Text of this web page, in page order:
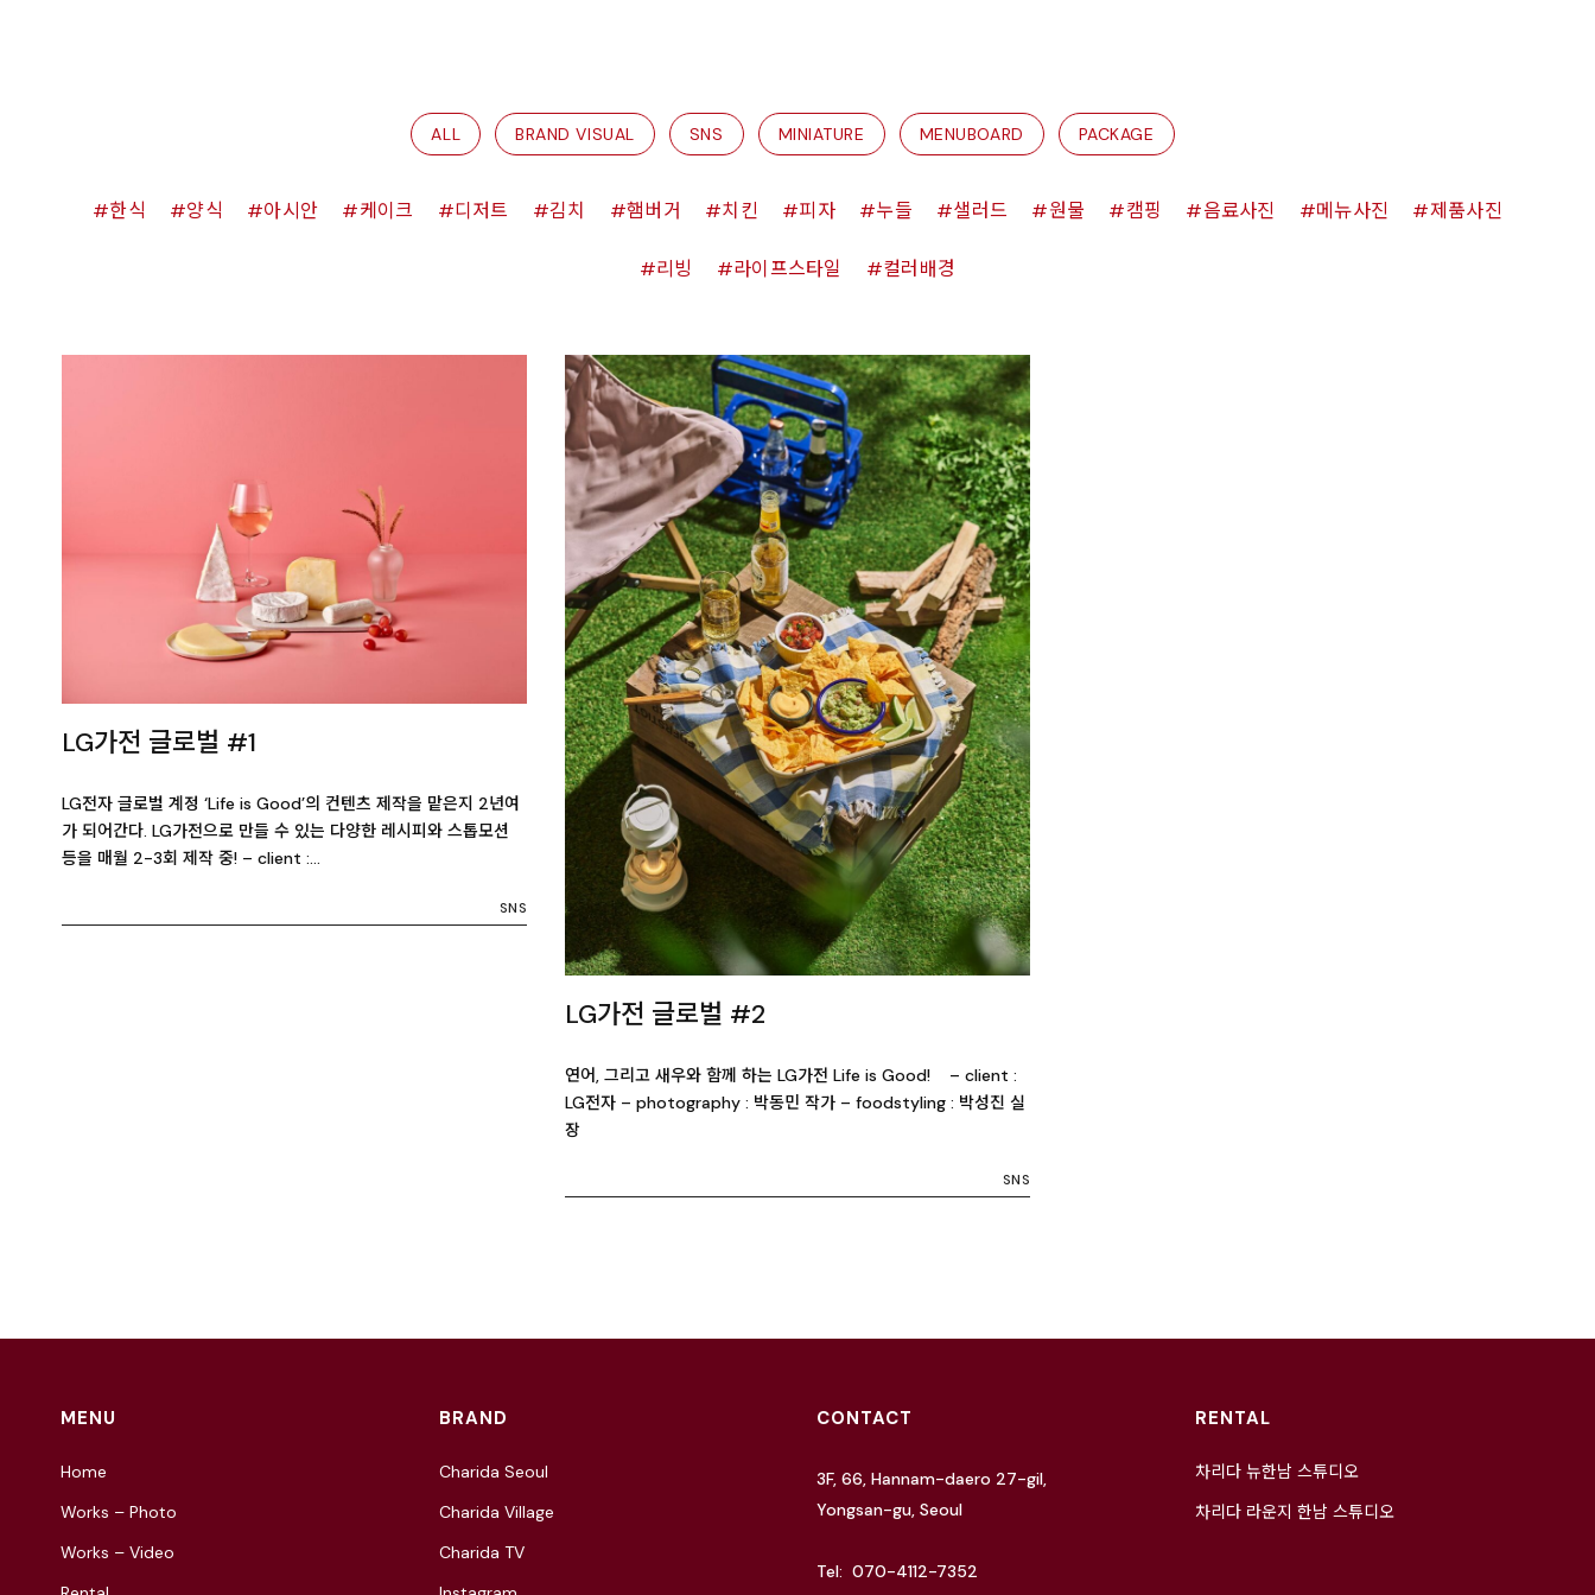
ALL BRAND VISUAL SNS MINIATURE MENUBOARD PACKAGE
한식 양식 아시안 케이크 디저트 김치 햄버거 치킨 피자 누들 샐러드 원물 캠핑 음료사진 메뉴사진 제품사진
리빙 라이프스타일 컬러배경
LG가전 글로벌 #1
LG전자 글로벌 계정 ‘Life is Good’의 컨텐츠 제작을 맡은지 2년여
가 되어간다. LG가전으로 만들 수 있는 다양한 레시피와 스톱모션
등을 매월 2-3회 제작 중! – client :…
SNS
LG가전 글로벌 #2
연어, 그리고 새우와 함께 하는 LG가전 Life is Good! – client :
LG전자 – photography : 박동민 작가 – foodstyling : 박성진 실
장
SNS
MENU
Home
Works – Photo
Works – Video
BRAND
Charida Seoul
Charida Village
Charida TV
CONTACT
3F, 66, Hannam-daero 27-gil,
Yongsan-gu, Seoul
Tel: 070-4112-7352
RENTAL
차리다 뉴한남 스튜디오
차리다 라운지 한남 스튜디오